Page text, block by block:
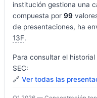
institución gestiona una
compuesta por 99
de presentaciones, ha
13F.
Para consultar el
SEC:
🔗 Ver todas las